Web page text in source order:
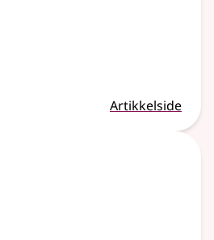
Artikkelside